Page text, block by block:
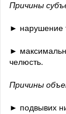
Причины
► нарушение
►
челюсть.
Причины
► подвывих